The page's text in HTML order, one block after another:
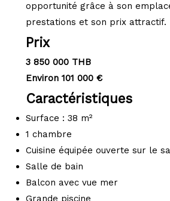
opportunité grâce à son
prestations et son prix attractif.
Prix
3 850 000 THB
Environ 101 000 €
Caractéristiques
Surface : 38 m²
1 chambre
Cuisine équipée ouverte sur le
Salle de bain
Balcon avec vue mer
Grande piscine